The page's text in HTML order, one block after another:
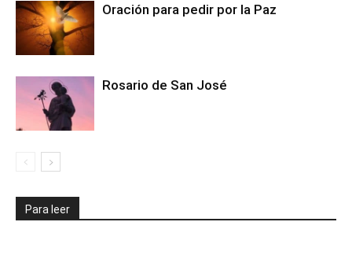
Oración para pedir por la Paz
Rosario de San José
Para leer